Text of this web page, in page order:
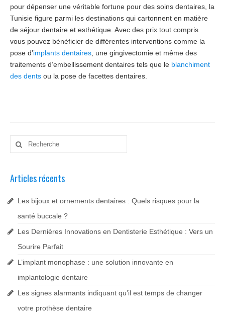
pour dépenser une véritable fortune pour des soins dentaires, la
Tunisie figure parmi les destinations qui cartonnent en matière
de séjour dentaire et esthétique. Avec des prix tout compris
vous pouvez bénéficier de différentes interventions comme la
pose d’implants dentaires , une gingivectomie et même des
traitements d’embellissement dentaires tels que le blanchiment
des dents ou la pose de facettes dentaires.
Rechercher
:
Articles récents
Les bijoux et ornements dentaires : Quels risques pour la
santé buccale ?
Les Dernières Innovations en Dentisterie Esthétique : Vers un
Sourire Parfait
L’implant monophase : une solution innovante en
implantologie dentaire
Les signes alarmants indiquant qu’il est temps de changer
votre prothèse dentaire